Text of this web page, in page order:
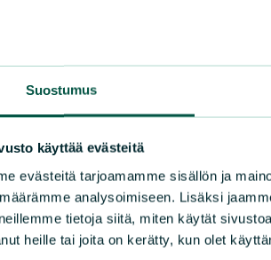
Suostumus
käyttää evästeitä
evästeitä tarjoamamme sisällön ja
analysoimiseen. Lisäksi
tietoja siitä, miten käytät
heille tai joita on kerätty, kun olet